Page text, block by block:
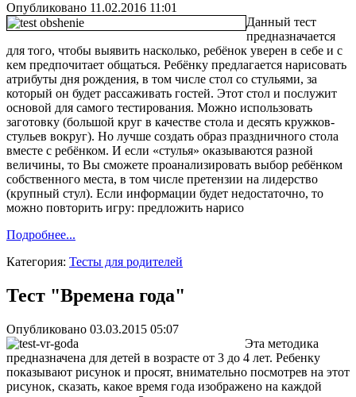
Опубликовано 11.02.2016 11:01
Данный тест
предназначается
для того, чтобы выявить насколько, ребёнок уверен в себе и с
кем предпочитает общаться. Ребёнку предлагается нарисовать
атрибуты дня рождения, в том числе стол со стульями, за
который он будет рассаживать гостей. Этот стол и послужит
основой для самого тестирования. Можно использовать
заготовку (большой круг в качестве стола и десять кружков-
стульев вокруг). Но лучше создать образ праздничного стола
вместе с ребёнком. И если «стулья» оказываются разной
величины, то Вы сможете проанализировать выбор ребёнком
собственного места, в том числе претензии на лидерство
(крупный стул). Если информации будет недостаточно, то
можно повторить игру: предложить нарисо
Подробнее...
Категория: Тесты для родителей
Тест "Времена года"
Опубликовано 03.03.2015 05:07
Эта методика
предназначена для детей в возрасте от 3 до 4 лет. Ребенку
показывают рисунок и просят, внимательно посмотрев на этот
рисунок, сказать, какое время года изображено на каждой